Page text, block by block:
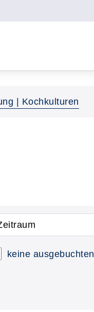
| Kochkulturen
keine ausgebuchten